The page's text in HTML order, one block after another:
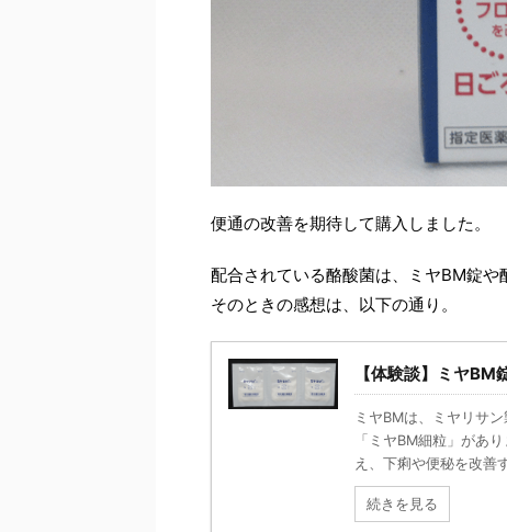
便通の改善を期待して購入しました。
配合されている酪酸菌は、ミヤBM錠や
そのときの感想は、以下の通り。
【体験談】ミヤ
ミヤBMは、ミヤリサ
「ミヤBM細粒」があ
え、下痢や便秘を改善
続きを見る